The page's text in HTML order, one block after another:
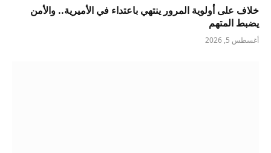
خلاف على أولوية المرور ينتهي باعتداء في الأميرية.. والأمن
يضبط المتهم
أغسطس 5, 2026